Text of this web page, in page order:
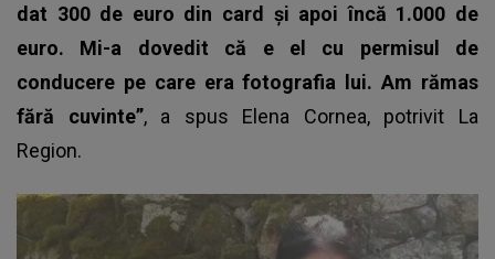
dat 300 de euro din card și apoi încă 1.000 de
euro. Mi-a dovedit că e el cu permisul de
conducere pe care era fotografia lui. Am rămas
fără cuvinte”, a spus Elena Cornea, potrivit La
Region.